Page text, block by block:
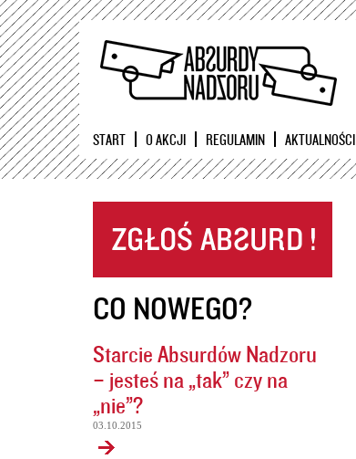
START O AKCJI REGULAMIN AKTUALNOŚCI
CO NOWEGO?
Starcie Absurdów Nadzoru
– jesteś na „tak” czy na
„nie”?
03.10.2015